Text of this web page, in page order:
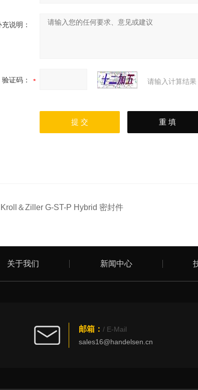
充说明：
验证码： 请输入计算结
Kroll＆Ziller G-ST-P Hybrid 密封件
关于我们 新闻中心
邮箱： / E-Mail
sales16@handelsen.cn